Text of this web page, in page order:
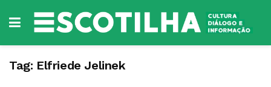
Tag: Elfriede Jelinek